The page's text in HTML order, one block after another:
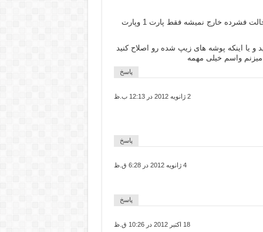
الان دوباره نگاه کردم همه پارت ها مشکل داره و از حالت فشرده خارج نمیشه فقط پارت 1 وپارت
و یا اینکه پوشه های زیپ شده رو اصلاح کنید
واسم خیلی مهمه
پاسخ
2 ژانویه 2012 در 12:13 ب.ظ
پاسخ
4 ژانویه 2012 در 6:28 ق.ظ
پاسخ
18 اکتبر 2012 در 10:26 ق.ظ